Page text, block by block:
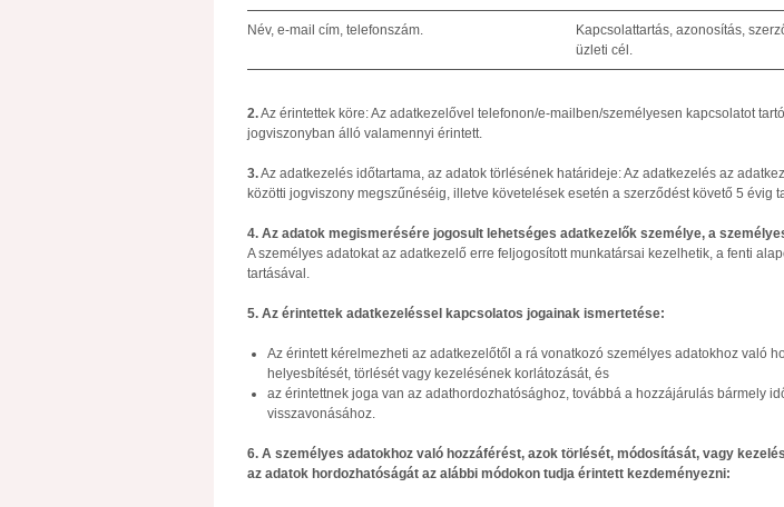
Név, e-mail cím, telefonszám.
Kapcsolattartás, azonosítás,
üzleti cél.
2.Az érintettek köre: Az adatkezelővel telefonon/e-mailben/személyesen kapcsolatot
jogviszonyban álló valamennyi érintett.
3.Az adatkezelés időtartama, az adatok törlésének határideje: Az adatkezelés az
közötti jogviszony megszűnéséig, illetve követelések esetén a szerződést követő 5 évig
4. Az adatok megismerésére jogosult lehetséges adatkezelők személye, a
A személyes adatokat az adatkezelő erre feljogosított munkatársai kezelhetik, a fenti
tartásával.
5. Az érintettek adatkezeléssel kapcsolatos jogainak ismertetése:
Az érintett kérelmezheti az adatkezelőtől a rá vonatkozó személyes adatokhoz való
helyesbítését, törlését vagy kezelésének korlátozását, és
az érintettnek joga van az adathordozhatósághoz, továbbá a hozzájárulás bármely
visszavonásához.
6. A személyes adatokhoz való hozzáférést, azok törlését, módosítását, vagy
az adatok hordozhatóságát az alábbi módokon tudja érintett kezdeményezni: